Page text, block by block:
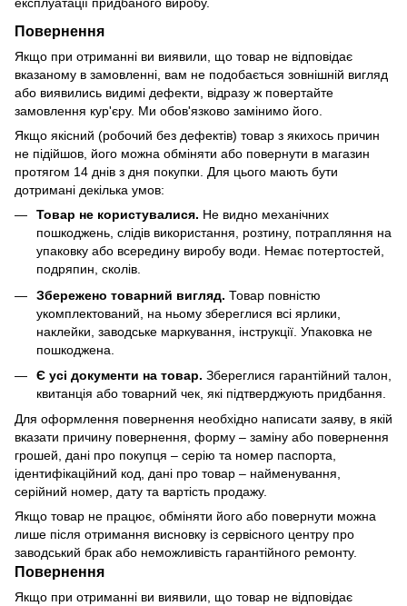
експлуатації придбаного виробу.
Повернення
Якщо при отриманні ви виявили, що товар не відповідає
вказаному в замовленні, вам не подобається зовнішній вигляд
або виявились видимі дефекти, відразу ж повертайте
замовлення кур'єру. Ми обов'язково замінимо його.
Якщо якісний (робочий без дефектів) товар з якихось причин
не підійшов, його можна обміняти або повернути в магазин
протягом 14 днів з дня покупки. Для цього мають бути
дотримані декілька умов:
Товар не користувалися. Не видно механічних
пошкоджень, слідів використання, розтину, потрапляння на
упаковку або всередину виробу води. Немає потертостей,
подряпин, сколів.
Збережено товарний вигляд. Товар повністю
укомплектований, на ньому збереглися всі ярлики,
наклейки, заводське маркування, інструкції. Упаковка не
пошкоджена.
Є усі документи на товар. Збереглися гарантійний талон,
квитанція або товарний чек, які підтверджують придбання.
Для оформлення повернення необхідно написати заяву, в якій
вказати причину повернення, форму – заміну або повернення
грошей, дані про покупця – серію та номер паспорта,
ідентифікаційний код, дані про товар – найменування,
серійний номер, дату та вартість продажу.
Якщо товар не працює, обміняти його або повернути можна
лише після отримання висновку із сервісного центру про
заводський брак або неможливість гарантійного ремонту.
Повернення
Якщо при отриманні ви виявили, що товар не відповідає